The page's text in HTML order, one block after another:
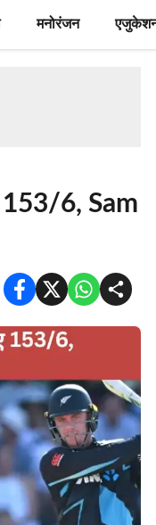
मनोरंजन
153/6, Sam